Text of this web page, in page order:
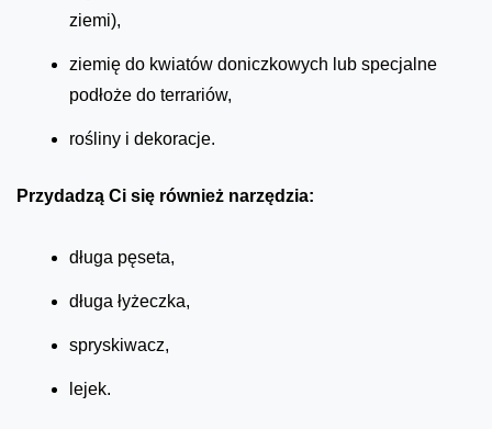
ziemi),
ziemię do kwiatów doniczkowych lub specjalne
podłoże do terrariów,
rośliny i dekoracje.
Przydadzą Ci się również narzędzia:
długa pęseta,
długa łyżeczka,
spryskiwacz,
lejek.